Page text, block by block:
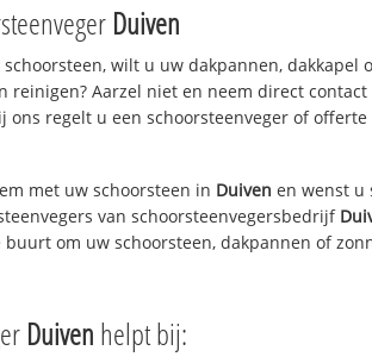
Duiven
wilt u uw dakpannen, dakkapel
reinigen? Aarzel niet en neem direct contact
ons regelt u een schoorsteenveger of offerte
met uw schoorsteen in Duiven en wenst u
van schoorsteenvegersbedrijf
om uw schoorsteen, dakpannen of
Duiven helpt bij: